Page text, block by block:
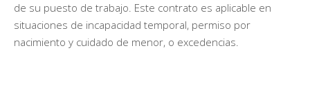
de su puesto de trabajo. Este contrato es aplicable en
situaciones de incapacidad temporal, permiso por
nacimiento y cuidado de menor, o excedencias.